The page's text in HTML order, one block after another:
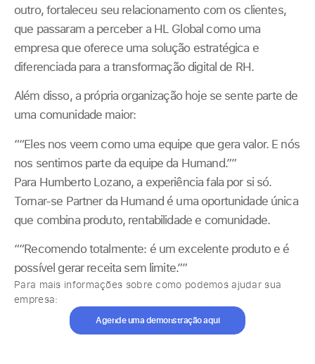
outro, fortaleceu seu relacionamento com os clientes,
que passaram a perceber a HL Global como uma
empresa que oferece uma solução estratégica e
diferenciada para a transformação digital de RH.
Além disso, a própria organização hoje se sente parte de
uma comunidade maior:
““Eles nos veem como uma equipe que gera valor. E nós
nos sentimos parte da equipe da Humand.””
Para Humberto Lozano, a experiência fala por si só.
Tornar-se Partner da Humand é uma oportunidade única
que combina produto, rentabilidade e comunidade.
““Recomendo totalmente: é um excelente produto e é
possível gerar receita sem limite.””
Para mais informações sobre como podemos ajudar sua
empresa:
Agende uma demonstração aqui